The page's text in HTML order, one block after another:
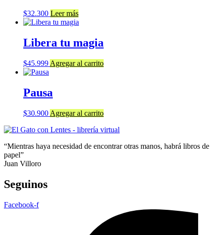
$32.300 Leer más
Libera tu magia
$45.999 Agregar al carrito
Pausa
$30.900 Agregar al carrito
“Mientras haya necesidad de encontrar otras manos, habrá libros de
papel”
Juan Villoro
Seguinos
Facebook-f